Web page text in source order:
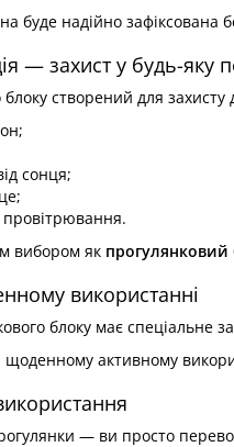
буде надійно зафіксована
— захист у будь-яку
створений для захисту
сонця;
провітрювання.
вибором як прогулянковий
використанні
блоку має спеціальне
активному
— ви просто